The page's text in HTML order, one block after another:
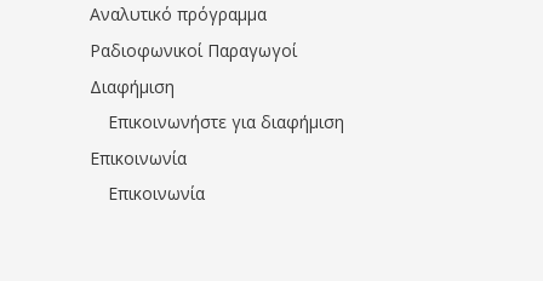
Αναλυτικό πρόγραμμα
Ραδιοφωνικοί Παραγωγοί
Διαφήμιση
Επικοινωνήστε για διαφήμιση
Επικοινωνία
Επικοινωνία